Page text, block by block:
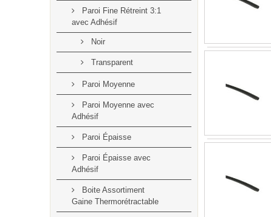
Paroi Fine Rétreint 3:1
avec Adhésif
Noir
Transparent
Paroi Moyenne
Paroi Moyenne avec
Adhésif
Paroi Épaisse
Paroi Épaisse avec
Adhésif
Boite Assortiment
Gaine Thermorétractable